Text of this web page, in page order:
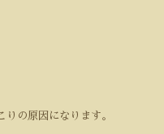
の原因になります。